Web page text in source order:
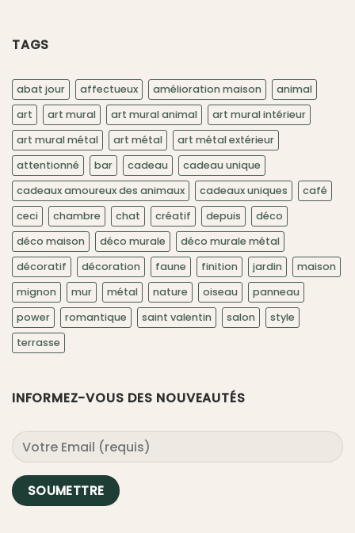
TAGS
abat jour affectueux amélioration maison
animal
art
art mural art mural animal
art mural intérieur
art mural métal
art métal
art métal extérieur
attentionné
bar cadeau
cadeau unique
cadeaux amoureux des animaux
cadeaux uniques
café
ceci
chambre chat créatif depuis
déco
déco maison
déco murale
déco murale métal
décoratif
décoration faune finition jardin
maison
mignon
mur métal nature oiseau
panneau
power
romantique saint valentin salon
style
terrasse
INFORMEZ-VOUS DES NOUVEAUTÉS